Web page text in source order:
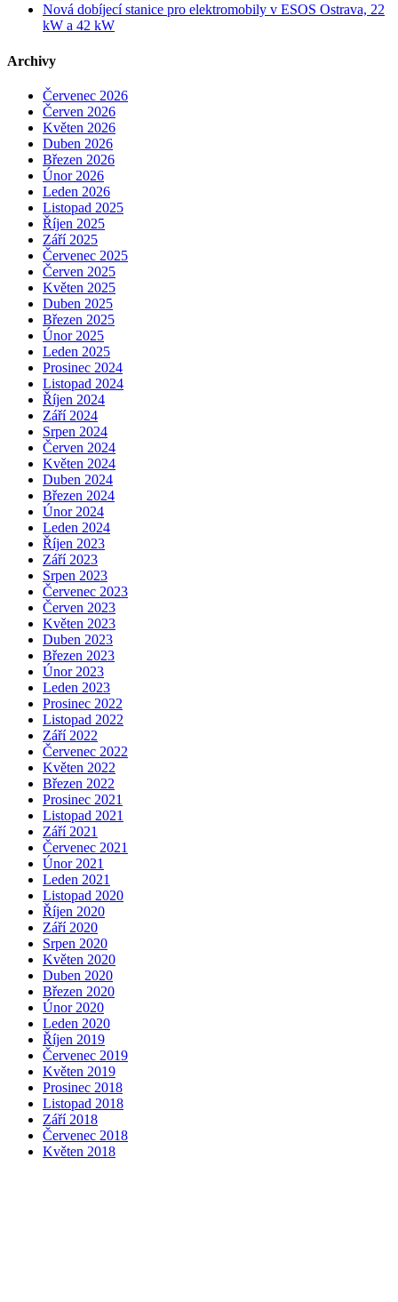
Nová dobíjecí stanice pro elektromobily v ESOS Ostrava, 22
kW a 42 kW
Archivy
Červenec 2026
Červen 2026
Květen 2026
Duben 2026
Březen 2026
Únor 2026
Leden 2026
Listopad 2025
Říjen 2025
Září 2025
Červenec 2025
Červen 2025
Květen 2025
Duben 2025
Březen 2025
Únor 2025
Leden 2025
Prosinec 2024
Listopad 2024
Říjen 2024
Září 2024
Srpen 2024
Červen 2024
Květen 2024
Duben 2024
Březen 2024
Únor 2024
Leden 2024
Říjen 2023
Září 2023
Srpen 2023
Červenec 2023
Červen 2023
Květen 2023
Duben 2023
Březen 2023
Únor 2023
Leden 2023
Prosinec 2022
Listopad 2022
Září 2022
Červenec 2022
Květen 2022
Březen 2022
Prosinec 2021
Listopad 2021
Září 2021
Červenec 2021
Únor 2021
Leden 2021
Listopad 2020
Říjen 2020
Září 2020
Srpen 2020
Květen 2020
Duben 2020
Březen 2020
Únor 2020
Leden 2020
Říjen 2019
Červenec 2019
Květen 2019
Prosinec 2018
Listopad 2018
Září 2018
Červenec 2018
Květen 2018